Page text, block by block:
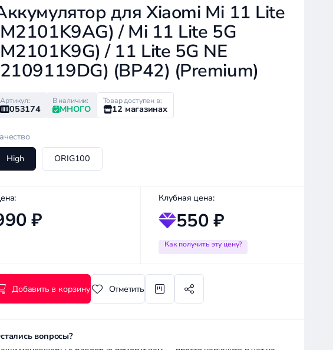
для Xiaomi Mi 11 Lite
/ Mi 11 Lite 5G
/ 11 Lite 5G NE
(BP42) (Premium)
Артикул:
053174
В наличии:
МНОГО
Товар доступен в:
12 магазинах
High
ORIG100
₽
Клубная цена:
550 ₽
Как получить эту цену?
Добавить в корзину Отметить
вопросы?